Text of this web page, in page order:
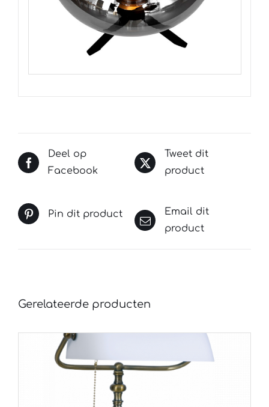
Deel op
Facebook
Tweet dit
product
Pin dit product
Email dit
product
Gerelateerde producten